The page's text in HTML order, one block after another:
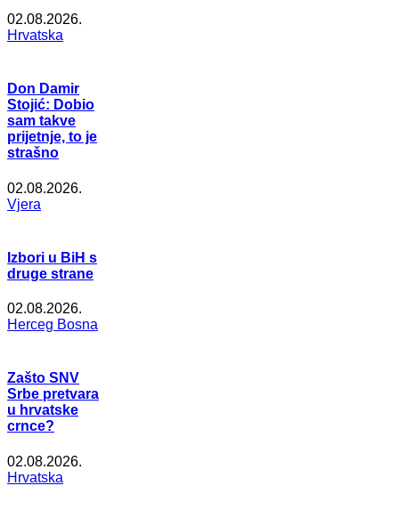
02.08.2026.
Hrvatska
Don Damir
Stojić: Dobio
sam takve
prijetnje, to je
strašno
02.08.2026.
Vjera
Izbori u BiH s
druge strane
02.08.2026.
Herceg Bosna
Zašto SNV
Srbe pretvara
u hrvatske
crnce?
02.08.2026.
Hrvatska